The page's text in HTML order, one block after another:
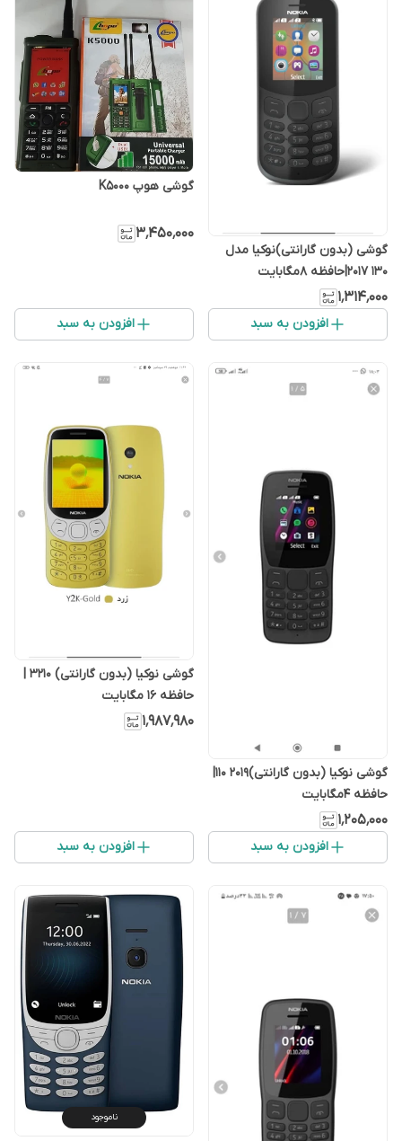
گوشی (بدون گارانتی)نوکیا مدل
130 2017|حافظه ۸مگابایت
۱٬۳۱۴٬۰۰۰
افزودن به سبد
گوشی هوپ K5000
۳٬۴۵۰٬۰۰۰
افزودن به سبد
گوشی نوکیا (بدون گارانتی)2019 110|
حافظه ۴مگابایت
۱٬۲۰۵٬۰۰۰
افزودن به سبد
گوشی نوکیا (بدون گارانتی) 3210 |
حافظه 16 مگابایت
۱٬۹۸۷٬۹۸۰
افزودن به سبد
ناموجود